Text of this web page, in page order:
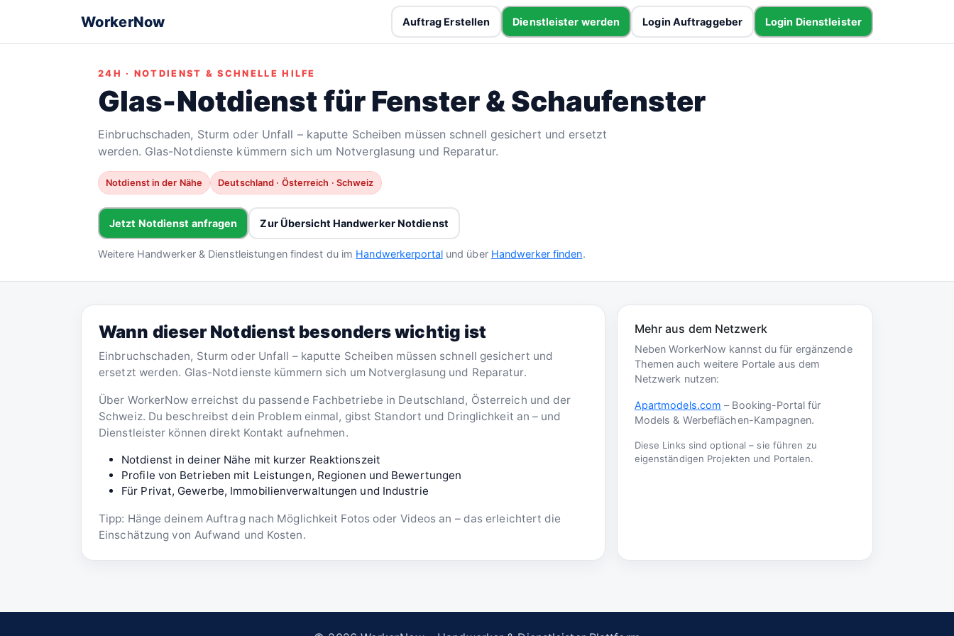
WorkerNow Auftrag Erstellen Dienstleister werden Login Auftraggeber Login Dienstleister
24H · NOTDIENST & SCHNELLE HILFE
Glas-Notdienst für Fenster & Schaufenster
Einbruchschaden, Sturm oder Unfall – kaputte Scheiben müssen schnell gesichert und ersetzt
werden. Glas-Notdienste kümmern sich um Notverglasung und Reparatur.
Notdienst in der Nähe Deutschland · Österreich · Schweiz
Jetzt Notdienst anfragen Zur Übersicht Handwerker Notdienst
Weitere Handwerker & Dienstleistungen findest du im Handwerkerportalund über Handwerker finden.
Wann dieser Notdienst besonders wichtig ist
Einbruchschaden, Sturm oder Unfall – kaputte Scheiben müssen schnell gesichert und
ersetzt werden. Glas-Notdienste kümmern sich um Notverglasung und Reparatur.
Über WorkerNow erreichst du passende Fachbetriebe in Deutschland, Österreich und der
Schweiz. Du beschreibst dein Problem einmal, gibst Standort und Dringlichkeit an – und
Dienstleister können direkt Kontakt aufnehmen.
Notdienst in deiner Nähe mit kurzer Reaktionszeit
Profile von Betrieben mit Leistungen, Regionen und Bewertungen
Für Privat, Gewerbe, Immobilienverwaltungen und Industrie
Tipp: Hänge deinem Auftrag nach Möglichkeit Fotos oder Videos an – das erleichtert die
Einschätzung von Aufwand und Kosten.
Mehr aus dem Netzwerk
Neben WorkerNow kannst du für ergänzende
Themen auch weitere Portale aus dem
Netzwerk nutzen:
Apartmodels.com – Booking-Portal für
Models & Werbeflächen-Kampagnen.
Diese Links sind optional – sie führen zu
eigenständigen Projekten und Portalen.